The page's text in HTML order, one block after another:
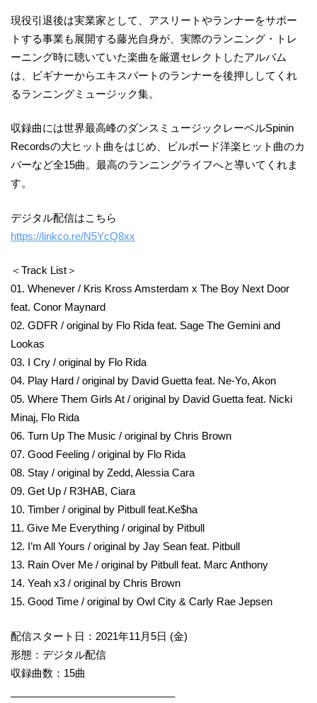
現役引退後は実業家として、アスリートやランナーをサポー
トする事業も展開する藤光自身が、実際のランニング・トレ
ーニング時に聴いていた楽曲を厳選セレクトしたアルバム
は、ビギナーからエキスパートのランナーを後押ししてくれ
るランニングミュージック集。
収録曲には世界最高峰のダンスミュージックレーベルSpinin
Recordsの大ヒット曲をはじめ、ビルボード洋楽ヒット曲のカ
バーなど全15曲。最高のランニングライフへと導いてくれま
す。
デジタル配信はこちら
https://linkco.re/N5YcQ8xx
＜Track List＞
01. Whenever / Kris Kross Amsterdam x The Boy Next Door
feat. Conor Maynard
02. GDFR / original by Flo Rida feat. Sage The Gemini and
Lookas
03. I Cry / original by Flo Rida
04. Play Hard / original by David Guetta feat. Ne-Yo, Akon
05. Where Them Girls At / original by David Guetta feat. Nicki
Minaj, Flo Rida
06. Turn Up The Music / original by Chris Brown
07. Good Feeling / original by Flo Rida
08. Stay / original by Zedd, Alessia Cara
09. Get Up / R3HAB, Ciara
10. Timber / original by Pitbull feat.Ke$ha
11. Give Me Everything / original by Pitbull
12. I’m All Yours / original by Jay Sean feat. Pitbull
13. Rain Over Me / original by Pitbull feat. Marc Anthony
14. Yeah x3 / original by Chris Brown
15. Good Time / original by Owl City & Carly Rae Jepsen
配信スタート日：2021年11月5日 (金)
形態：デジタル配信
収録曲数：15曲